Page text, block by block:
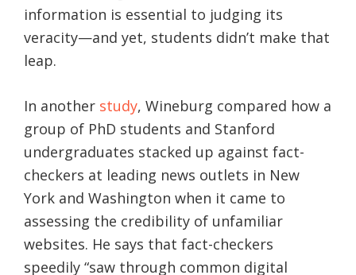
information is essential to judging its
veracity—and yet, students didn’t make that
leap.
In another study, Wineburg compared how a
group of PhD students and Stanford
undergraduates stacked up against fact-
checkers at leading news outlets in New
York and Washington when it came to
assessing the credibility of unfamiliar
websites. He says that fact-checkers
speedily “saw through common digital